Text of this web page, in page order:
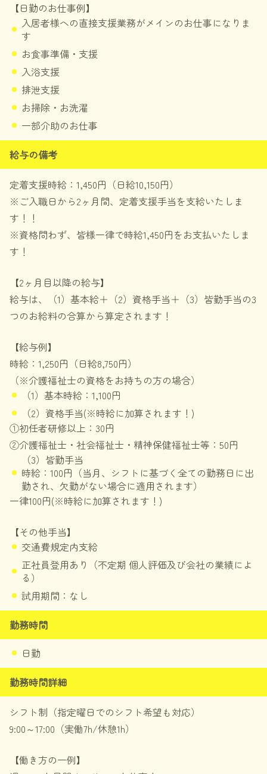
【日勤のお仕事例】
入居者様への直接支援業務がメインのお仕事になりま
す
お食事準備・支援
入浴支援
排泄支援
お掃除・お洗濯
一部介助のお仕事
給与の備考
定着支援時給：1,450円（日給10,150円）
※ご入職日から2ヶ月間、定着支援手当を支給いたしま
す！！
※資格問わず、皆様一律で時給1,450円をお支払いたしま
す！
【2ヶ月目以降の給与】
給与は、（1）基本給＋（2）資格手当＋（3）皆勤手当の3
つのお給料の合算から算定されます！
【給与例】
時給：1,250円（日給8,750円）
（※介護福祉士の資格をお持ちの方の場合）
（1）基本時給：1,100円
（2）資格手当(※時給に加算されます！)
①初任者研修以上：30円
②介護福祉士・社会福祉士・精神保健福祉士等：50円
（3）皆勤手当
時給：100円（当月、シフトに基づく全ての勤務日に出
勤され、欠勤がない場合に適用されます）
一律100円(※時給に加算されます！)
【その他手当】
交通費規定内支給
正社員登用あり（不定期 個人評価及び会社の業績によ
る）
試用期間：なし
勤務時間
日勤
勤務時間詳細
シフト制（指定曜日でのシフト希望も対応）
9:00～17:00（実働7h/休憩1h）
【働き方の一例】